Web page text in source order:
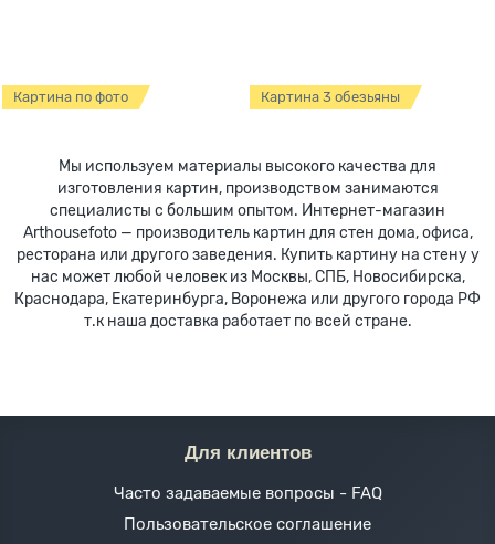
Картина по фото Картина 3 обезьяны
Мы используем материалы высокого качества для
изготовления картин, производством занимаются
специалисты с большим опытом. Интернет-магазин
Arthousefoto — производитель картин для стен дома, офиса,
ресторана или другого заведения. Купить картину на стену у
нас может любой человек из Москвы, СПБ, Новосибирска,
Краснодара, Екатеринбурга, Воронежа или другого города РФ
т.к наша доставка работает по всей стране.
Для клиентов
Часто задаваемые вопросы - FAQ
Пользовательское соглашение